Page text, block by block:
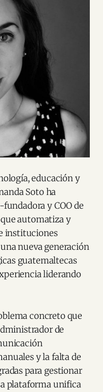
educación y
Soto ha
y COO de
automatiza y
instituciones
nueva generación
guatemaltecas
liderando
concreto que
de
y la falta de
para gestionar
plataforma unifica